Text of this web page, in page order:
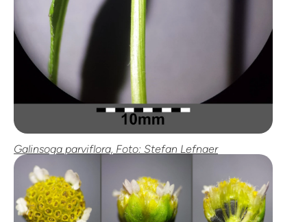
Galinsoga parviflora, Foto: Stefan Lefnaer